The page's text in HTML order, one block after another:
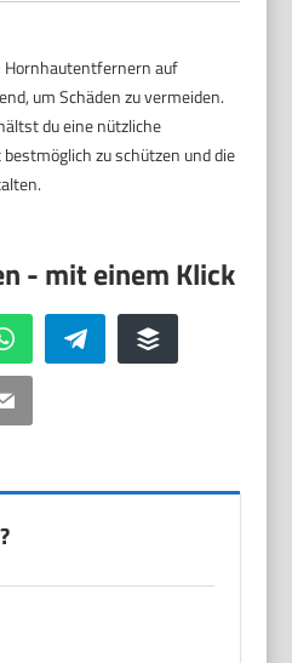
Hornhautentfernern auf
um Schäden zu vermeiden.
du eine nützliche
zu schützen und die
WhatsApp Telegram Buffer
Email